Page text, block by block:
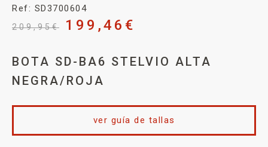
Ref: SD3700604
209,95€ 199,46 €
BOTA SD-BA6 STELVIO ALTA
NEGRA/ROJA
ver guía de tallas